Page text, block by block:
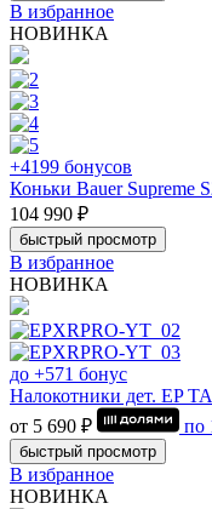
В избранное
НОВИНКА
+4199 бонусов
Коньки Bauer Supreme
104 990 ₽
быстрый просмотр
В избранное
НОВИНКА
до +571 бонус
Налокотники дет. EP
от 5 690 ₽
по
быстрый просмотр
В избранное
НОВИНКА